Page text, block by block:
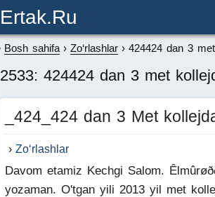
Ertak.ru
Bosh sahifa Zo‘rlashlar 424424 dan 3
2533: 424424 dan 3 met
_424_424 dan 3 Met
Zo‘rlashlar
Davom etamiz Kechgi Salom.
yozaman. O'tgan yili 2013 yil met